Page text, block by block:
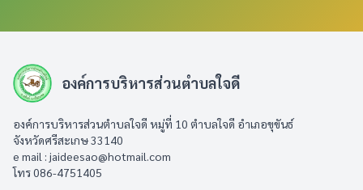
องค์การบริหารส่วนตำบลใจดี
องค์การบริหารส่วนตำบลใจดี หมู่ที่ 10 ตำบลใจดี อำเภอขุขันธ์
จังหวัดศรีสะเกษ 33140
e mail : jaideesao@hotmail.com
โทร 086-4751405